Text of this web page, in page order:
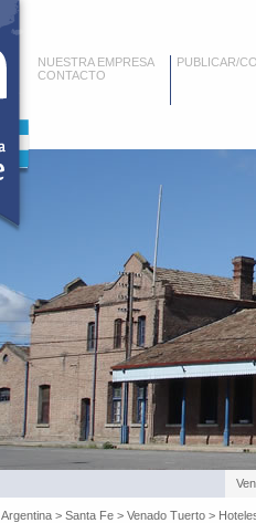
NUESTRA EMPRESA
CONTACTO
PUBLICAR/
Argentina > Santa Fe > Venado Tuerto >